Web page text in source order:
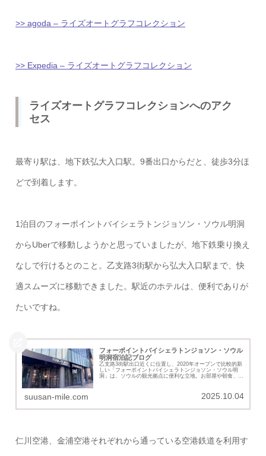
>> agoda – ライズオートグラフコレクション
>> Expedia – ライズオートグラフコレクション
ライズオートグラフコレクションへのアク
セス
最寄り駅は、地下鉄弘大入口駅。9番出口からだと、徒歩3分ほ
どで到着します。
1泊目のフォーポイントバイシェラトンジョソン・ソウル明洞
からUberで移動しようかと思っていましたが、地下鉄乗り換え
なしで行けるとのこと。乙支路3街駅から弘大入口駅まで、快
適スムーズに移動できました。駅近のホテルは、便利でありが
たいですね。
フォーポイントバイシェラトンジョソン・ソウル
明洞宿泊記ブログ
乙支路3街駅出口近くに位置し、2020年オープンで比較的新
しい「フォーポイントバイシェラトンジョソン・ソウル明
洞」は、ソウルの観光拠点に便利な立地。お部屋や朝食、プ
suusan-mile.com 2025.10.04
仁川空港、金浦空港それぞれから通っている空港鉄道を利用す